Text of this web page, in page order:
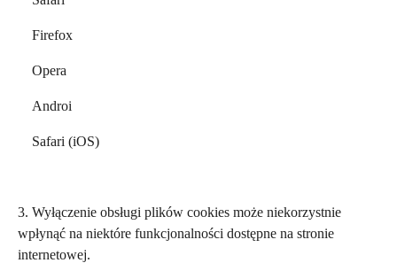
Firefox
Opera
Androi
Safari (iOS)
3. Wyłączenie obsługi plików cookies może niekorzystnie
wpłynąć na niektóre funkcjonalności dostępne na stronie
internetowej.